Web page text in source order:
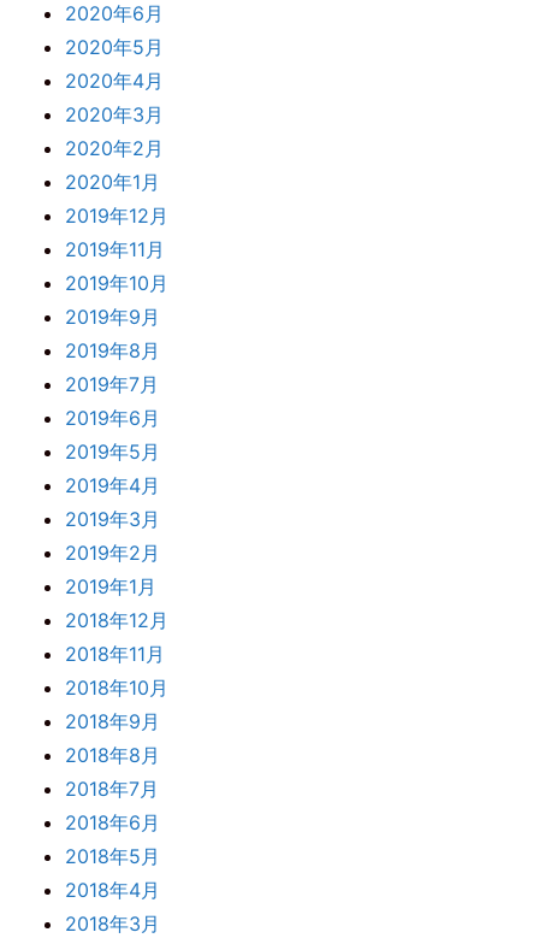
2020年6月
2020年5月
2020年4月
2020年3月
2020年2月
2020年1月
2019年12月
2019年11月
2019年10月
2019年9月
2019年8月
2019年7月
2019年6月
2019年5月
2019年4月
2019年3月
2019年2月
2019年1月
2018年12月
2018年11月
2018年10月
2018年9月
2018年8月
2018年7月
2018年6月
2018年5月
2018年4月
2018年3月